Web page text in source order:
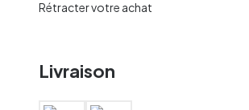
Rétracter votre achat
Livraison